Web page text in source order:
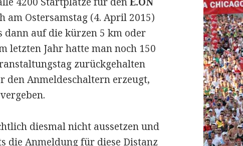
am Ostersamstag (4. April 2015)
dann auf die kürzen 5 km oder
letzten Jahr hatte man noch 150
zurückgehalten
den Anmeldeschaltern erzeugt,
diesmal nicht aussetzen und
die Anmeldung für diese Distanz